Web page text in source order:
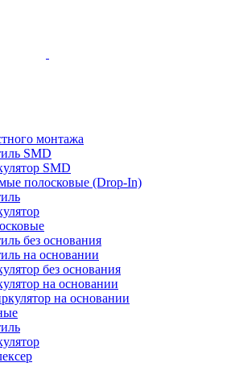
монтажа
SMD
SMD
полосковые (Drop-In)
без основания
на основании
без основания
на основании
на основании